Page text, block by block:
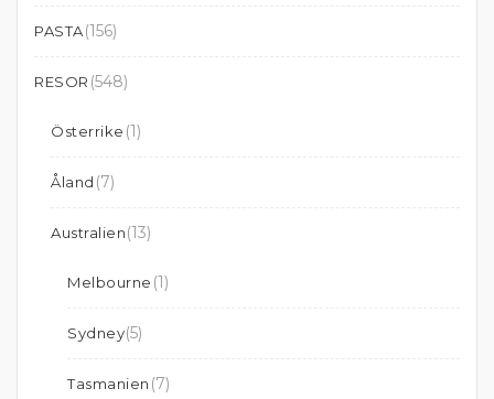
PASTA(156)
RESOR (548)
Österrike (1)
Åland (7)
Australien(13)
Melbourne (1)
Sydney(5)
Tasmanien (7)